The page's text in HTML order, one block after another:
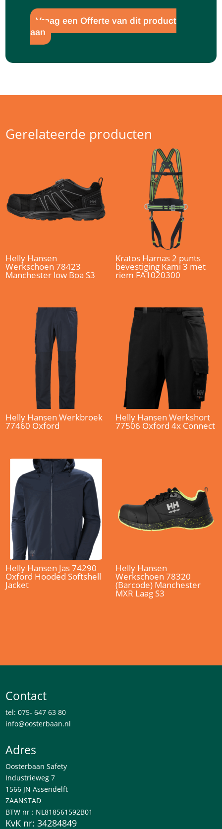
Vraag een Offerte van dit product
aan
Gerelateerde producten
Helly Hansen
Werkschoen 78423
Manchester low Boa S3
Kratos Harnas 2 punts
bevestiging Kami 3 met
riem FA1020300
Helly Hansen Werkbroek
77460 Oxford
Helly Hansen Werkshort
77506 Oxford 4x Connect
Helly Hansen Jas 74290
Oxford Hooded Softshell
Jacket
Helly Hansen
Werkschoen 78320
(Barcode) Manchester
MXR Laag S3
Contact
tel: 075- 647 63 80
info@oosterbaan.nl
Adres
Oosterbaan Safety
Industrieweg 7
1566 JN Assendelft
ZAANSTAD
BTW nr : NL818561592B01
KvK nr: 34284849